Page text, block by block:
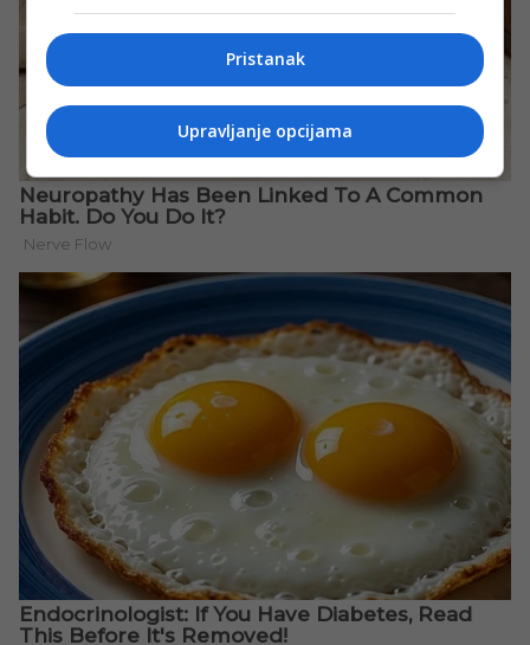
Pristanak
Upravljanje opcijama